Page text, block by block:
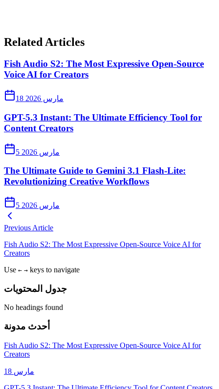
Related Articles
Fish Audio S2: The Most Expressive Open-Source
Voice AI for Creators
18 مارس 2026
GPT-5.3 Instant: The Ultimate Efficiency Tool for
Content Creators
5 مارس 2026
The Ultimate Guide to Gemini 3.1 Flash-Lite:
Revolutionizing Creative Workflows
5 مارس 2026
Previous Article
Fish Audio S2: The Most Expressive Open-Source Voice AI for
Creators
Use ← → keys to navigate
جدول المحتويات
No headings found
أحدث مدونة
Fish Audio S2: The Most Expressive Open-Source Voice AI for
Creators
18 مارس